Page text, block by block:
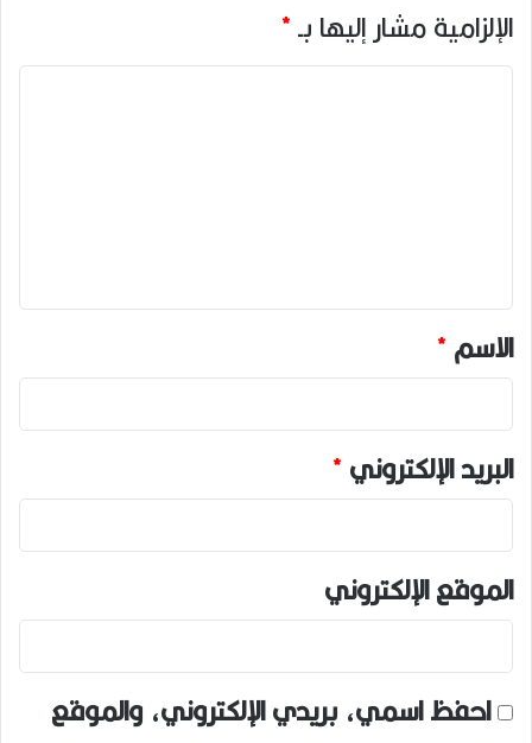
الإلزامية مشار إليها بـ*
ا
ق
*
الاسم*
البريد الإلكتروني*
الموقع الإلكتروني
احفظ اسمي، بريدي الإلكتروني، والموقع